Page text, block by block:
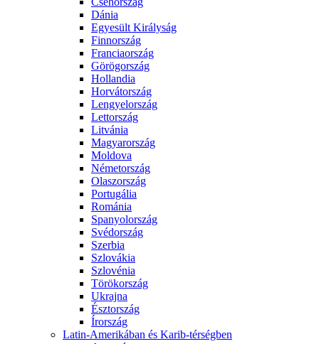
Dánia
Egyesült Királyság
Finnország
Franciaország
Görögország
Hollandia
Horvátország
Lengyelország
Lettország
Litvánia
Magyarország
Moldova
Németország
Olaszország
Portugália
Románia
Spanyolország
Svédország
Szerbia
Szlovákia
Szlovénia
Törökország
Ukrajna
Észtország
Írország
Latin-Amerikában és Karib-térségben